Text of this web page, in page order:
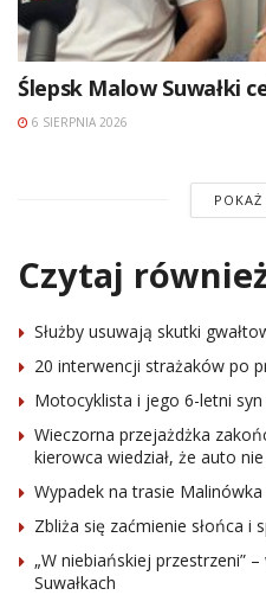
Ślepsk Malow Suwałki
6 SIERPNIA 2026
POKAŻ
Czytaj
Służby usuwają skutki
20 interwencji strażaków po
Motocyklista i jego 6-letni
Wieczorna przejażdżka
kierowca wiedział, że auto
Wypadek na trasie
Zbliża się zaćmienie słońca i
„W niebiańskiej przestrzeni”
Suwałkach